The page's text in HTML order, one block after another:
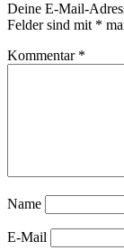
Deine E-Mail-
Felder sind mit *
Kommentar *
Name
E-Mail